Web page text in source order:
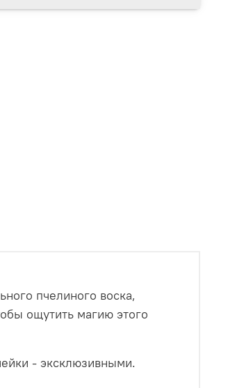
пчелиного воска,
ощутить магию этого
- эксклюзивными.